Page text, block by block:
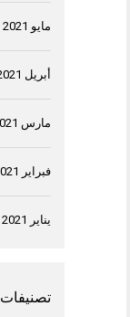
مايو 2021
أبريل 2021
مارس 2021
فبراير 2021
يناير 2021
تصنيفات